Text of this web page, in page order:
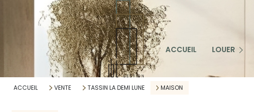
ACCUEIL LOUER
ALERTE EMAIL
ACCUEIL VENTE TASSIN LA DEMI LUNE MAISON